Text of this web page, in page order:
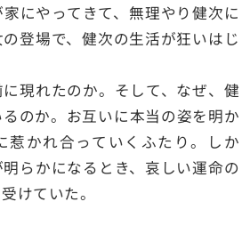
にやってきて、無理やり健次に
登場で、健次の生活が狂いはじ
現れたのか。そして、なぜ、健
のか。お互いに本当の姿を明か
惹かれ合っていくふたり。しか
らかになるとき、哀しい運命の
けていた。